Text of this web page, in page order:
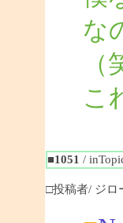
な
（
こ
■1051 /
□投稿者/ ジロ